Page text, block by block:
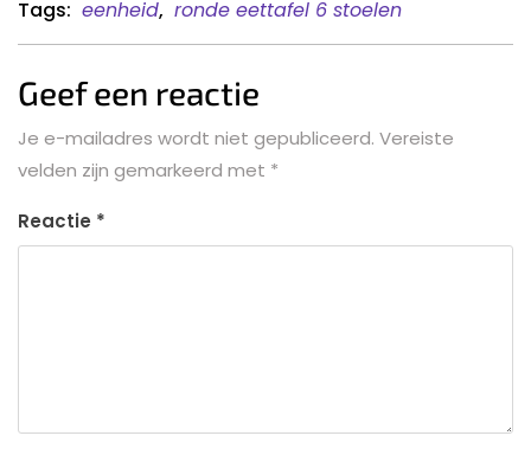
Tags: eenheid, ronde eettafel 6 stoelen
Geef een reactie
Je e-mailadres wordt niet gepubliceerd. Vereiste
velden zijn gemarkeerd met *
Reactie *